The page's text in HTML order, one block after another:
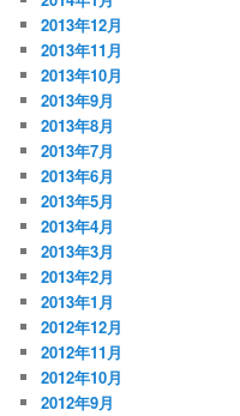
2013年12月
2013年11月
2013年10月
2013年9月
2013年8月
2013年7月
2013年6月
2013年5月
2013年4月
2013年3月
2013年2月
2013年1月
2012年12月
2012年11月
2012年10月
2012年9月